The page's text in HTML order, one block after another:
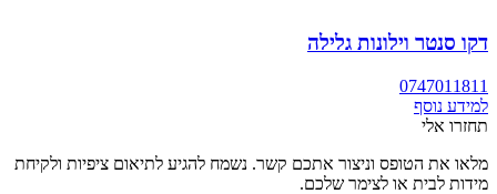
דקו סנטר וילונות גלילה
0747011811
למידע נוסף
תחזרו אלי
מלאו את הטופס וניצור אתכם קשר. נשמח להגיע לתיאום ציפיות ולקיחת
מידות לבית או לצימר שלכם.